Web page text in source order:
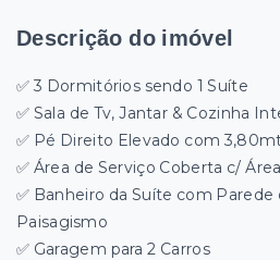
Descrição do imóvel
✅ 3 Dormitórios sendo 1 Suíte
✅ Sala de Tv, Jantar & Cozinha
✅ Pé Direito Elevado com
✅ Área de Serviço Coberta c/
✅ Banheiro da Suíte com
Paisagismo
✅ Garagem para 2 Carros